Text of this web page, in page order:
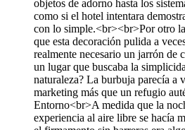
objetos de adorno hasta los
como si el hotel intentara
con lo simple.<br><br>Por otro
que esta decoración pulida a
realmente necesario un jarrón de
un lugar que buscaba la
naturaleza? La burbuja parecía a
marketing más que un refugio
Entorno<br>A medida que la
experiencia al aire libre se hacía